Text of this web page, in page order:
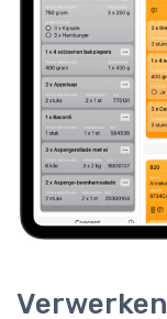
Verwerken